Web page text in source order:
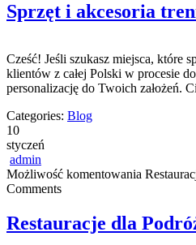
Sprzęt i akcesoria
Cześć! Jeśli szukasz miejsca, które
klientów z całej Polski w procesie
personalizację do Twoich
Categories: Blog
10
styczeń
admin
Możliwość komentowania
Comments
Restauracje dla